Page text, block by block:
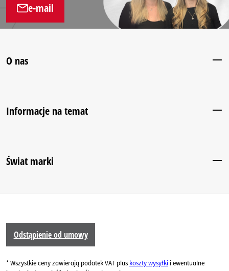
e-mail
O nas
Informacje na temat
Świat marki
Odstąpienie od umowy
* Wszystkie ceny zawierają podatek VAT plus koszty wysyłki i ewentualne